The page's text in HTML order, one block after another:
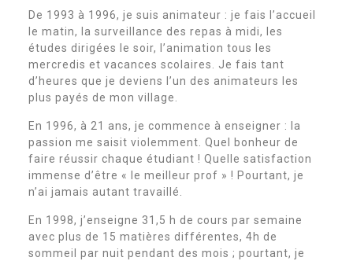
De 1993 à 1996, je suis animateur : je fais l’accueil
le matin, la surveillance des repas à midi, les
études dirigées le soir, l’animation tous les
mercredis et vacances scolaires. Je fais tant
d’heures que je deviens l’un des animateurs les
plus payés de mon village.
En 1996, à 21 ans, je commence à enseigner : la
passion me saisit violemment. Quel bonheur de
faire réussir chaque étudiant ! Quelle satisfaction
immense d’être « le meilleur prof » ! Pourtant, je
n’ai jamais autant travaillé.
En 1998, j’enseigne 31,5 h de cours par semaine
avec plus de 15 matières différentes, 4h de
sommeil par nuit pendant des mois ; pourtant, je